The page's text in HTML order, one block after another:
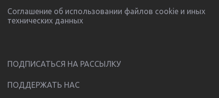
Соглашение об использовании файлов cookie и иных
технических данных
ПОДПИСАТЬСЯ НА РАССЫЛКУ
ПОДДЕРЖАТЬ НАС